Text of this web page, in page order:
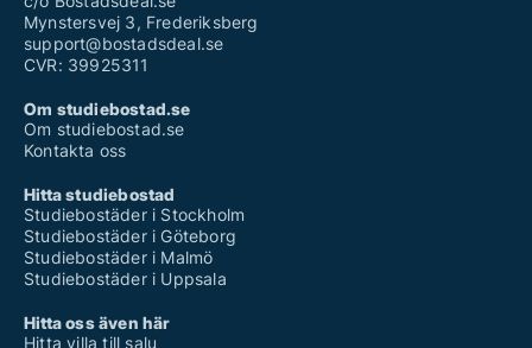
Mynstersvej 3, Frederiksberg
support@bostadsdeal.se
CVR: 39925311
Om studiebostad.se
Om studiebostad.se
Kontakta oss
Hitta studiebostad
Studiebostäder i Stockholm
Studiebostäder i Göteborg
Studiebostäder i Malmö
Studiebostäder i Uppsala
Hitta oss även här
Hitta villa till salu